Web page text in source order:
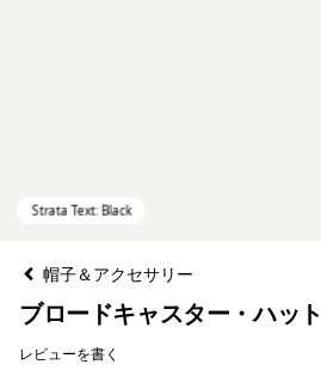
帽子＆アクセサリー
ブロードキャスター・ハット
レビューを書く